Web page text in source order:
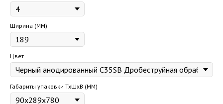
Ширина (ММ)
Цвет
Габариты упаковки ТхШхВ (ММ)